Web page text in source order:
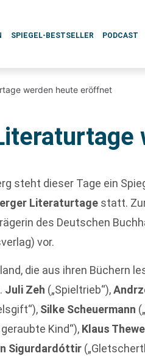
SPIEGEL-BESTSELLER PODCAST
werden heute eröffnet
steht dieser Tage ein
Literaturtage statt.
des Deutschen
vor.
die aus ihren Büchern
Juli Zeh („Spieltrieb“),
Silke Scheuermann
geraubte Kind“), Klaus
Sigurdardóttir